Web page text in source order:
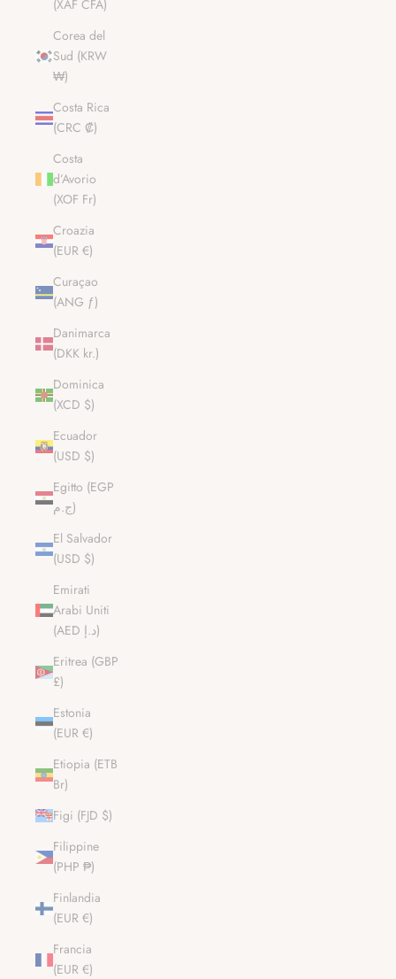
(XAF CFA)
Corea del
Sud (KRW
₩)
Costa Rica
(CRC ₡)
Costa
d’Avorio
(XOF Fr)
Croazia
(EUR €)
Curaçao
(ANG ƒ)
Danimarca
(DKK kr.)
Dominica
(XCD $)
Ecuador
(USD $)
Egitto (EGP
ج.م)
El Salvador
(USD $)
Emirati
Arabi Uniti
(AED د.إ)
Eritrea (GBP
£)
Estonia
(EUR €)
Etiopia (ETB
Br)
Figi (FJD $)
Filippine
(PHP ₱)
Finlandia
(EUR €)
Francia
(EUR €)